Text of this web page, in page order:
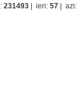
: 231493 ieri: 57 azi: